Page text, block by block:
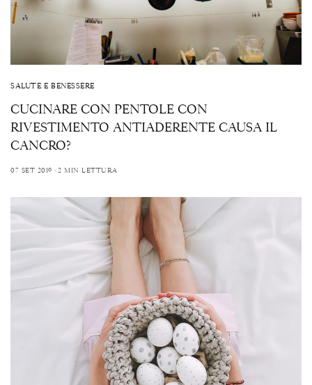
SALUTE E BENESSERE
CUCINARE CON PENTOLE CON
RIVESTIMENTO ANTIADERENTE CAUSA IL
CANCRO?
07 SET 2019 2 MIN LETTURA